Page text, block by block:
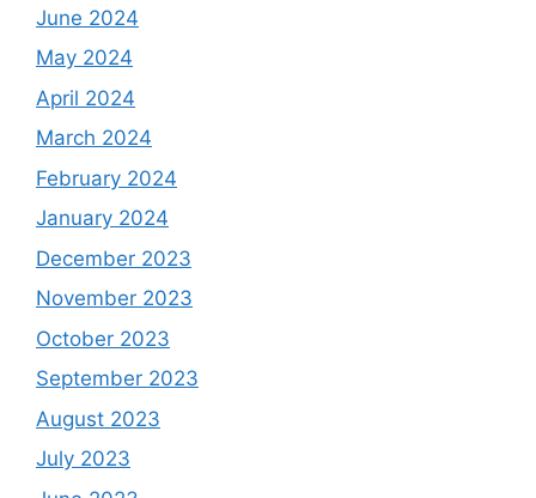
June 2024
May 2024
April 2024
March 2024
February 2024
January 2024
December 2023
November 2023
October 2023
September 2023
August 2023
July 2023